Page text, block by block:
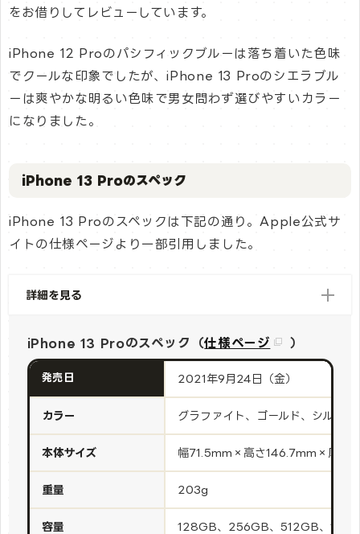
をお借りしてレビューしています。
iPhone 12 Proのパシフィックブルーは落ち着いた色味
でクールな印象でしたが、iPhone 13 Proのシエラブル
ーは爽やかな明るい色味で男女問わず選びやすいカラー
になりました。
iPhone 13 Proのスペック
iPhone 13 Proのスペックは下記の通り。Apple公式サ
イトの仕様ページより一部引用しました。
詳細を見る
iPhone 13 Proのスペック（仕様ページ ）
発売日 2021年9月24日（金）
カラー グラファイト、ゴールド、シルバー
本体サイズ 幅71.5mm×高さ146.7mm×厚さ
重量 203g
容量 128GB、256GB、512GB、1TB